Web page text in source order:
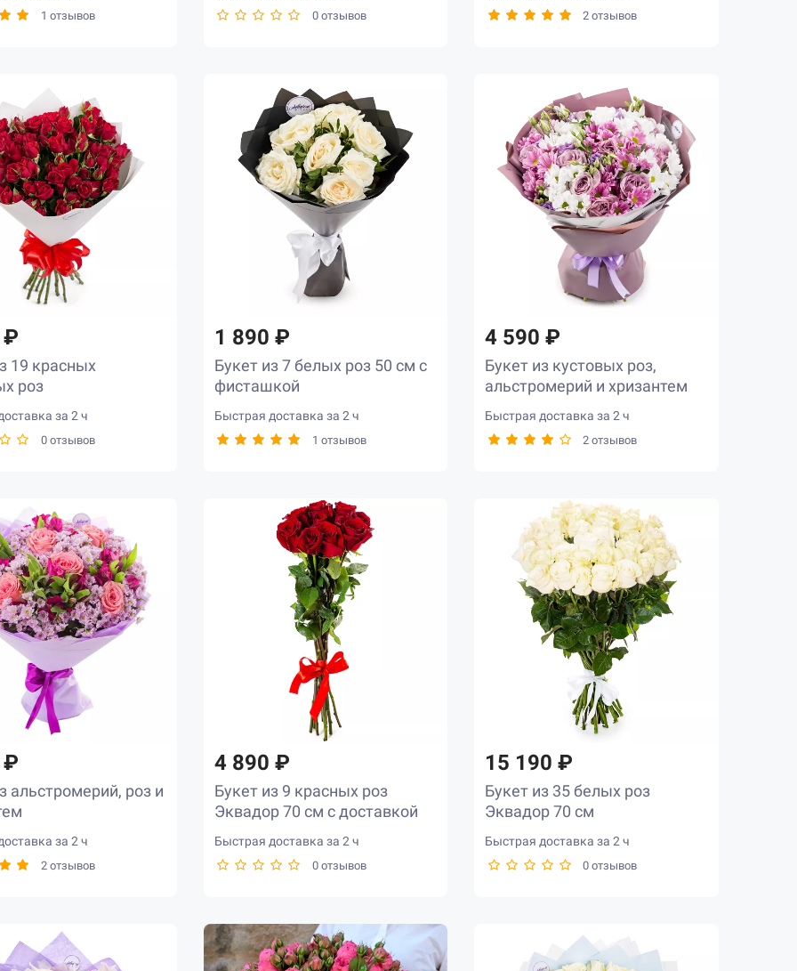
1 отзывов 0 отзывов 2 отзывов
₽
19 красных
роз
за 2 ч
0 отзывов
1 890 ₽
Букет из 7 белых роз 50 см с
фисташкой
Быстрая доставка за 2 ч
1 отзывов
4 590 ₽
Букет из кустовых роз,
альстромерий и хризантем
Быстрая доставка за 2 ч
2 отзывов
₽
альстромерий, роз и
за 2 ч
2 отзывов
4 890 ₽
Букет из 9 красных роз
Эквадор 70 см с доставкой
Быстрая доставка за 2 ч
0 отзывов
15 190 ₽
Букет из 35 белых роз
Эквадор 70 см
Быстрая доставка за 2 ч
0 отзывов